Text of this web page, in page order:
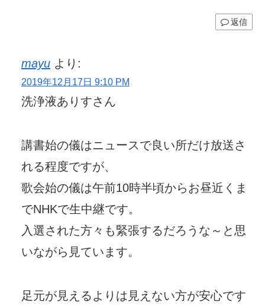
返信
mayu より:
2019年12月17日 9:10 PM
洗浄液ありすさん
講書始の儀はニュースで良い所だけ放送さ
れる程度ですが、
歌会始の儀は午前10時半頃からお昼近くま
でNHKで生中継です。
入選された方々も緊張するだろうな～と思
いながら見ています。
足元が見えるよりは見えない方が安心です